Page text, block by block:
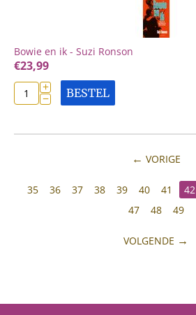
Bowie en ik - Suzi Ronson
€23,99
+
− BESTEL
VORIGE
35 36 37 38 39 40 41 42
47
48 49
VOLGENDE